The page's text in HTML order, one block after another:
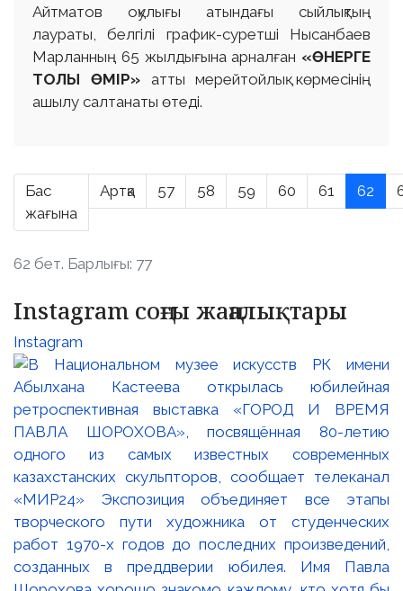
Айтматов оқулығы атындағы сыйлықтың
лаураты, белгілі график-суретші Нысанбаев
Марланның 65 жылдығына арналған «ӨНЕРГЕ
ТОЛЫ ӨМІР»атты мерейтойлық көрмесінің
ашылу салтанаты өтеді.
Бас
жағына
Артқа 57 58 59 60 61 62
62 бет. Барлығы: 77
Instagram соңғы жаңалықтары
Instagram